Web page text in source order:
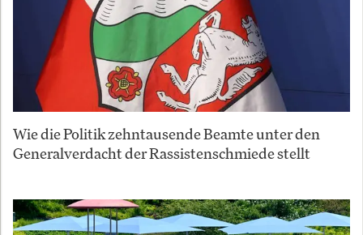
Wie die Politik zehntausende Beamte unter den
Generalverdacht der Rassistenschmiede stellt